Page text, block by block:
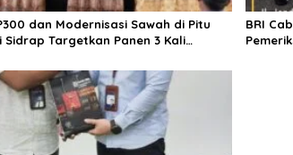
dan Modernisasi Sawah di Pitu
Sidrap Targetkan Panen 3 Kali
BRI